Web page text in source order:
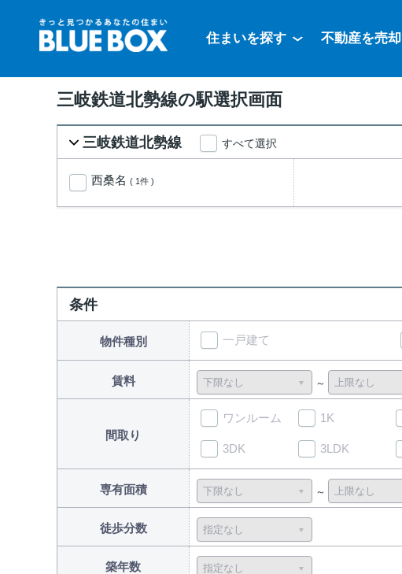
住まいを探す 不動産を売却
三岐鉄道北勢線の駅選択画面
三岐鉄道北勢線 すべて選択
西桑名 ( 1件 )
条件
物件種別 一戸建て
賃料
間取り
ワンルーム 1K
3DK 3LDK
専有面積
徒歩分数
築年数